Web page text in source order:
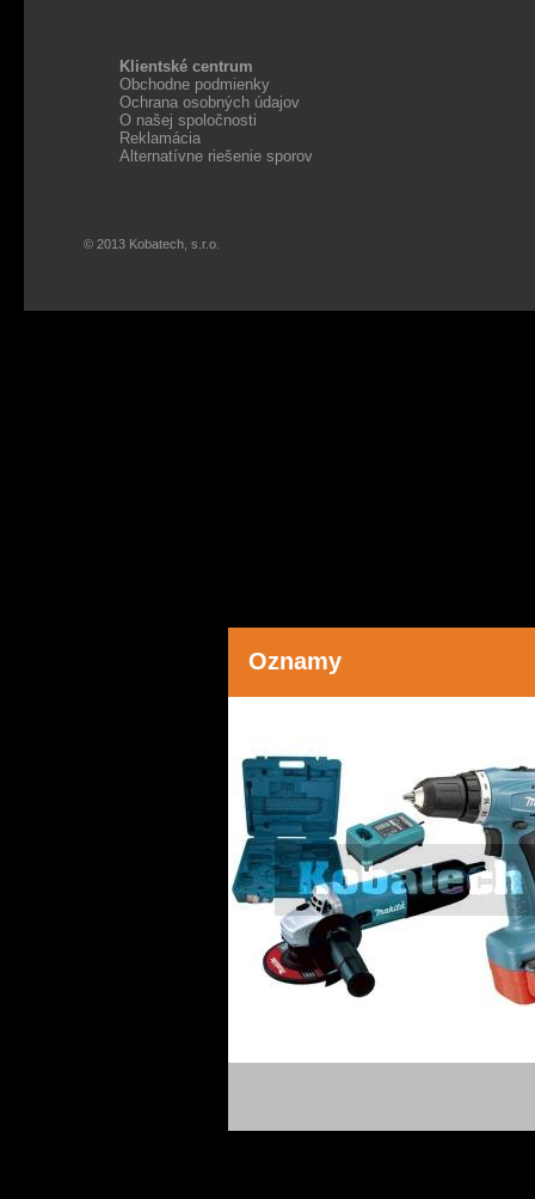
Oznamy
Klientské centrum
Obchodne podmienky
Ochrana osobných údajov
O našej spoločnosti
Reklamácia
Alternatívne riešenie sporov
© 2013 Kobatech, s.r.o.